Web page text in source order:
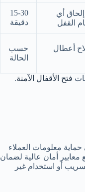
أي
القفل
15-30
دقيقة
أعطال
حسب
الحالة
فتح الأقفال الآمنة.
معلومات العملاء
أمان عالية لضمان
أو استخدام غير